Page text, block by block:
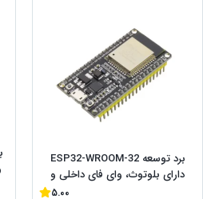
برد توسعه ESP32-WROOM-32
دارای بلوتوث، وای فای داخلی و
5.00